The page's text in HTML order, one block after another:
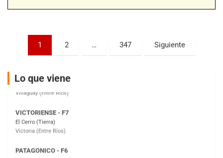
Paginación
entradas
1 2 … 347 Siguiente
Lo que viene
Trenque Lauquen (Buenos Aires)
Villaguay (Entre Ríos)
El Cerro (Tierra)
Victoria (Entre Ríos)
Moto Club Reginense (Tierra)
Gral. E. Godoy (Río Negro)
Juventud Unida (Tierra)